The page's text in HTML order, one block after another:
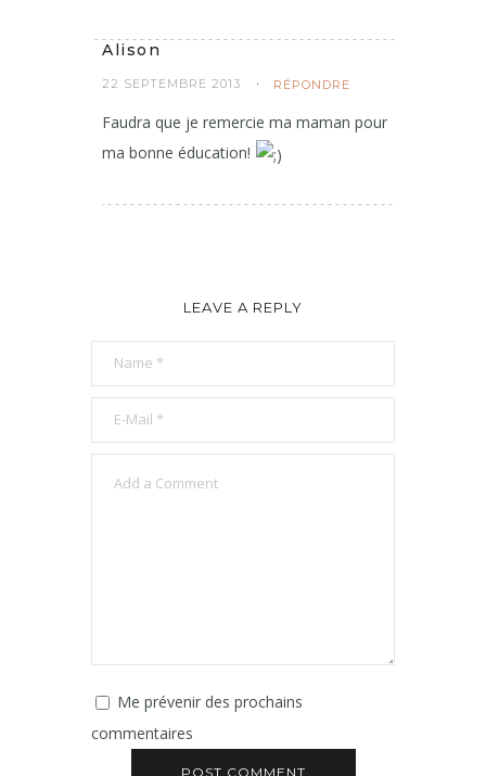
Alison
22 SEPTEMBRE 2013 RÉPONDRE
Faudra que je remercie ma maman pour
ma bonne éducation!
LEAVE A REPLY
Me prévenir des prochains
commentaires